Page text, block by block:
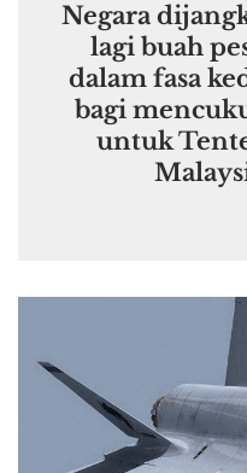
Negara
lagi buah
dalam fasa
bagi
untuk